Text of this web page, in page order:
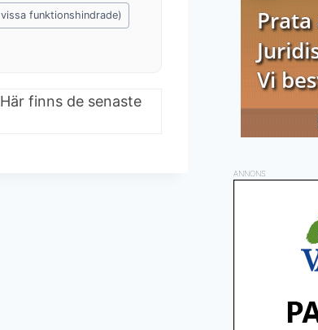
funktionshindrade)
finns de senaste
ANNONS